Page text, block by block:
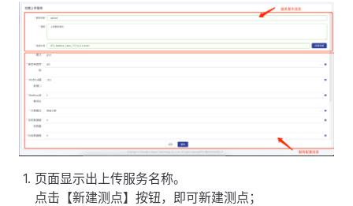
页面显示出上传服务名称。
点击【新建测点】按钮，即可新建测点；